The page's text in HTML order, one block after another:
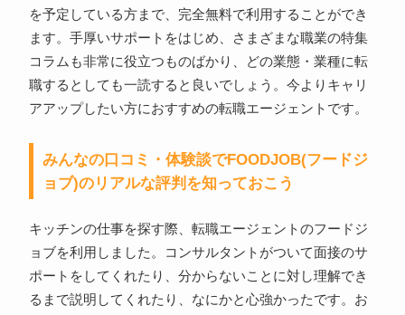
を予定している方まで、完全無料で利用することができ
ます。手厚いサポートをはじめ、さまざまな職業の特集
コラムも非常に役立つものばかり、どの業態・業種に転
職するとしても一読すると良いでしょう。今よりキャリ
アアップしたい方におすすめの転職エージェントです。
みんなの口コミ・体験談でFOODJOB(フードジ
ョブ)のリアルな評判を知っておこう
キッチンの仕事を探す際、転職エージェントのフードジ
ョブを利用しました。コンサルタントがついて面接のサ
ポートをしてくれたり、分からないことに対し理解でき
るまで説明してくれたり、なにかと心強かったです。お